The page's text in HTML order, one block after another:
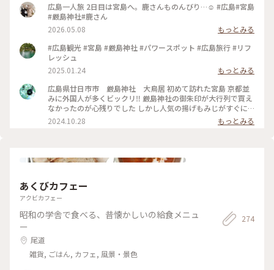
広島一人旅 2日目は宮島へ。鹿さんものんびり…☺️ #広島#宮島
#厳島神社#鹿さん
2026.05.08
もっとみる
#広島観光 #宮島 #厳島神社 #パワースポット #広島旅行 #リフ
レッシュ
2025.01.24
もっとみる
広島県廿日市市 厳島神社 大鳥居 初めて訪れた宮島 京都並
みに外国人が多くビックリ‼️ 厳島神社の御朱印が大行列で買え
なかったのが心残りでした しかし人気の揚げもみじがすぐに
買えたので満足 日本の美しさを再認識してきました #宮島 #厳
島神社 #大鳥居 #ひとり旅 #世界遺産 #揚げもみじ #紅葉堂 #廿
2024.10.28 もっとみる
あくびカフェー
アクビカフェー
昭和の学舎で食べる、昔懐かしいの給食メニュ
ー
尾道
雑貨, ごはん, カフェ, 風景・景色
274